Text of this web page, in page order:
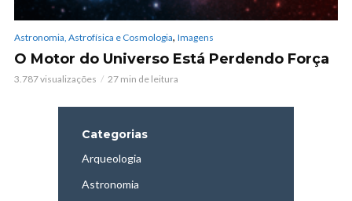
Astronomia, Astrofísica e Cosmologia, Imagens
O Motor do Universo Está Perdendo Força
3.787 visualizações 27 min de leitura
Categorias
Arqueologia
Astronomia